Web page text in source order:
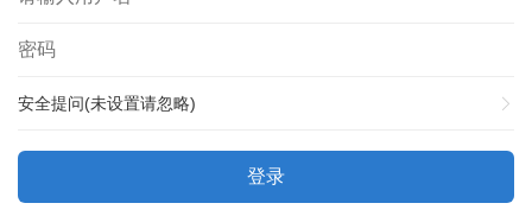
安全提问(未设置请忽略)
登录